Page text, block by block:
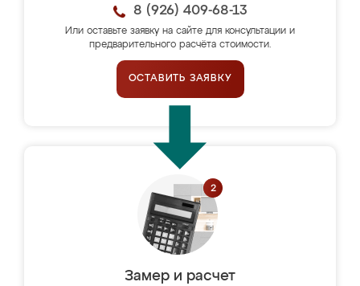
8 (926) 409-68-13
Или оставьте заявку на сайте для консультации и
предварительного расчёта стоимости.
ОСТАВИТЬ ЗАЯВКУ
Замер и расчет